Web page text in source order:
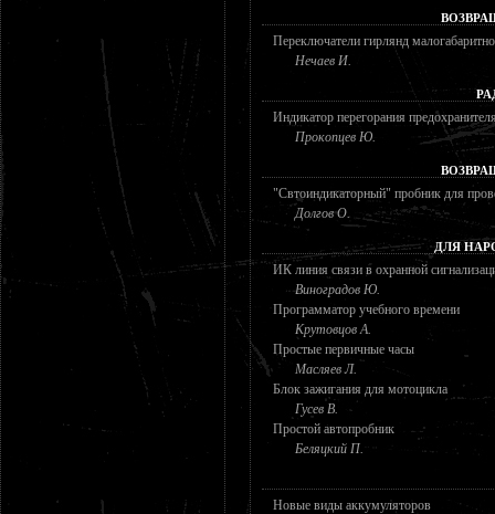
Переключатели гирлянд
Нечаев И.
Индикатор перегорания
Прокопцев Ю.
"Свтоиндикаторный" пробник для
Долгов О.
ДЛЯ
ИК линия связи в охранной
Виноградов Ю.
Программатор учебного времени
Крутовцов А.
Простые первичные часы
Масляев Л.
Блок зажигания для мотоцикла
Гусев В.
Простой автопробник
Беляцкий П.
Новые виды аккумуляторов